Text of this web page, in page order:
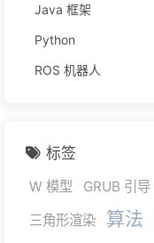
Java 框架
Python
ROS 机器人
标签
W 模型 GRUB 引导
三角形渲染
算法